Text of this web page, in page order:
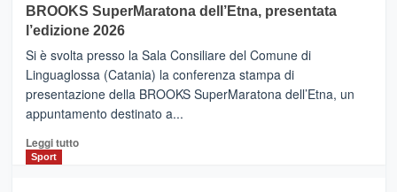
con
la
Al
via
i
collegamenti
BROOKS SuperMaratona dell’Etna, presentata
l’edizione 2026
Si è svolta presso la Sala Consiliare del Comune di
Linguaglossa (Catania) la conferenza stampa di
presentazione della BROOKS SuperMaratona dell’Etna, un
appuntamento destinato a...
Leggi tuttoLeggi
Sport